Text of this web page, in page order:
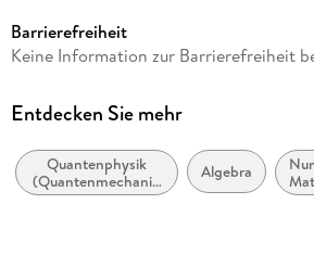
Herausgegeben von
Verlag/Hersteller
Abbildungen
XI, 171 p.
Barrierefreiheit
Keine Information zur Barrierefreiheit
Entdecken Sie mehr
Quantenphysik
(Quantenmechanik
und
Algebra